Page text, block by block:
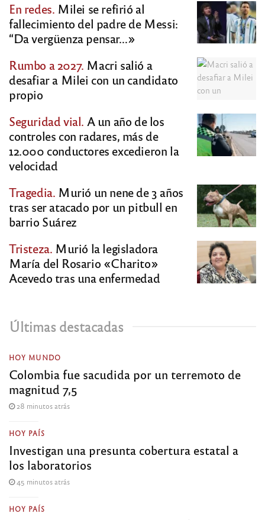
En redes. Milei se refirió al
fallecimiento del padre de Messi:
“Da vergüenza pensar…»
Rumbo a 2027. Macri salió a
desafiar a Milei con un candidato
propio
Seguridad vial. A un año de los
controles con radares, más de
12.000 conductores excedieron la
velocidad
Tragedia. Murió un nene de 3 años
tras ser atacado por un pitbull en
barrio Suárez
Tristeza. Murió la legisladora
María del Rosario «Charito»
Acevedo tras una enfermedad
Últimas destacadas
HOY MUNDO
Colombia fue sacudida por un terremoto de
magnitud 7,5
28 minutos atrás
HOY PAÍS
Investigan una presunta cobertura estatal a
los laboratorios
45 minutos atrás
HOY PAÍS